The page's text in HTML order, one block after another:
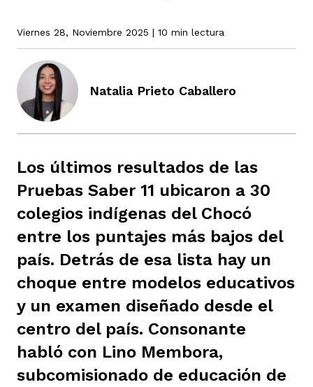
Viernes 28, Noviembre 2025 | 10 min lectura
Natalia Prieto Caballero
Los últimos resultados de las
Pruebas Saber 11 ubicaron a 30
colegios indígenas del Chocó
entre los puntajes más bajos del
país. Detrás de esa lista hay un
choque entre modelos educativos
y un examen diseñado desde el
centro del país. Consonante
habló con Lino Membora,
subcomisionado de educación de
fórmula
principios
de estilo
equipo
periodistas locales
nuestro contenido